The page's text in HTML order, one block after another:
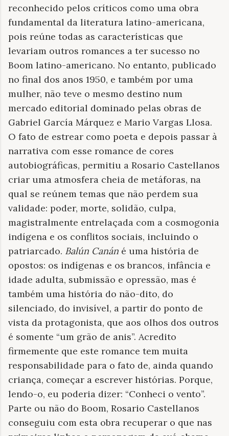
reconhecido pelos críticos como uma obra
fundamental da literatura latino-americana,
pois reúne todas as características que
levariam outros romances a ter sucesso no
Boom latino-americano. No entanto, publicado
no final dos anos 1950, e também por uma
mulher, não teve o mesmo destino num
mercado editorial dominado pelas obras de
Gabriel García Márquez e Mario Vargas Llosa.
O fato de estrear como poeta e depois passar à
narrativa com esse romance de cores
autobiográficas, permitiu a Rosario Castellanos
criar uma atmosfera cheia de metáforas, na
qual se reúnem temas que não perdem sua
validade: poder, morte, solidão, culpa,
magistralmente entrelaçada com a cosmogonia
indígena e os conflitos sociais, incluindo o
patriarcado. Balún Canán é uma história de
opostos: os indígenas e os brancos, infância e
idade adulta, submissão e opressão, mas é
também uma história do não-dito, do
silenciado, do invisível, a partir do ponto de
vista da protagonista, que aos olhos dos outros
é somente “um grão de anis”. Acredito
firmemente que este romance tem muita
responsabilidade para o fato de, ainda quando
criança, começar a escrever histórias. Porque,
lendo-o, eu poderia dizer: “Conheci o vento”.
Parte ou não do Boom, Rosario Castellanos
conseguiu com esta obra recuperar o que nas